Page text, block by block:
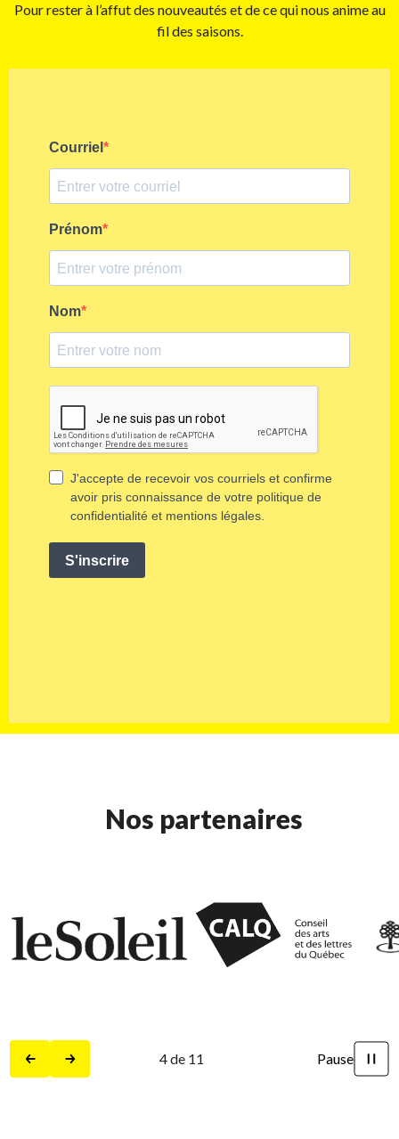
Pour rester à l’affut des nouveautés et de ce qui nous anime au
fil des saisons.
Nos partenaires
PrécédentSuivant 4de 11 Pause